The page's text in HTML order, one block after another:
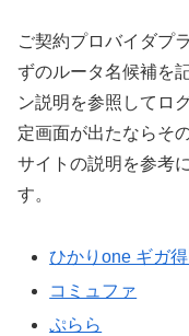
ご契約プロバイダプ
ずのルータ名候補を
ン説明を参照してロ
定画面が出たならそ
サイトの説明を参考
す。
ひかりone ギガ
コミュファ
ぷらら